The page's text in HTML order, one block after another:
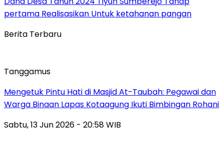
pertama Realisasikan Untuk ketahanan pangan
Berita Terbaru
Tanggamus
Mengetuk Pintu Hati di Masjid At-Taubah: Pegawai dan
Warga Binaan Lapas Kotaagung Ikuti Bimbingan Rohani
Sabtu, 13 Jun 2026 - 20:58 WIB